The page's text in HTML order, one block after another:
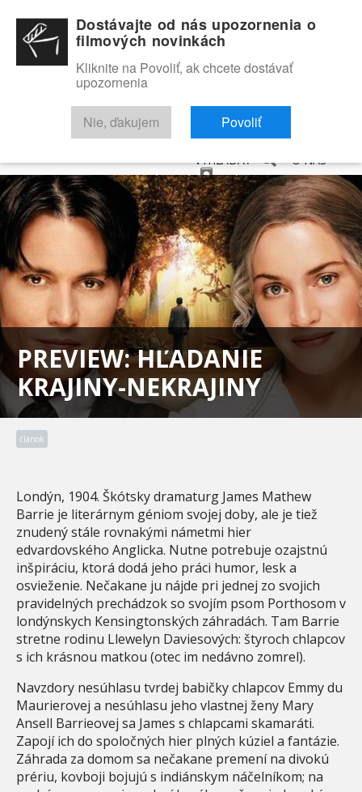
RECENZIE TRAILERY FILMOVÁ DATABÁZA
VYHĽADAŤ O NÁS
PREVIEW: HĽADANIE
KRAJINY-NEKRAJINY
článok
Londýn, 1904. Škótsky dramaturg James Mathew
Barrie je literárnym géniom svojej doby, ale je tiež
znudený stále rovnakými námetmi hier
edvardovského Anglicka. Nutne potrebuje ozajstnú
inšpiráciu, ktorá dodá jeho práci humor, lesk a
osvieženie. Nečakane ju nájde pri jednej zo svojich
pravidelných prechádzok so svojím psom Porthosom v
londýnskych Kensingtonských záhradách. Tam Barrie
stretne rodinu Llewelyn Daviesových: štyroch chlapcov
s ich krásnou matkou (otec im nedávno zomrel).
Navzdory nesúhlasu tvrdej babičky chlapcov Emmy du
Maurierovej a nesúhlasu jeho vlastnej ženy Mary
Ansell Barrieovej sa James s chlapcami skamaráti.
Zapojí ich do spoločných hier plných kúziel a fantázie.
Záhrada za domom sa nečakane premení na divokú
prériu, kovboji bojujú s indiánskym náčelníkom; na
Dostávajte od nás upozornenia o
filmových novinkách
Kliknite na Povoliť, ak chcete dostávať
upozornenia
Nie, ďakujem Povoliť